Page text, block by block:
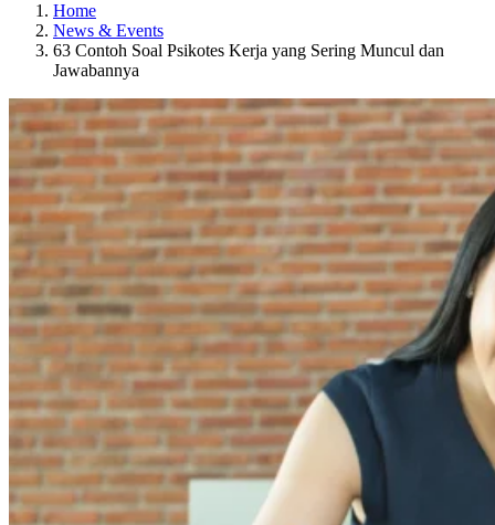
Home
News & Events
63 Contoh Soal Psikotes Kerja yang Sering Muncul dan
Jawabannya